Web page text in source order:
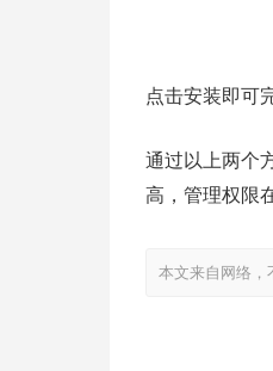
点击安装即可
通过以上两个
高，管理权限
本文来自网络，